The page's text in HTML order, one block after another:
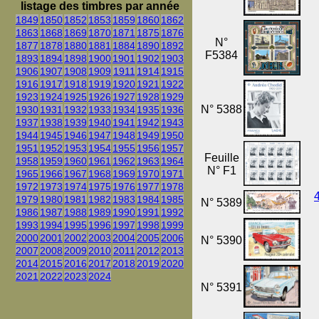
listage des timbres par année
1849 18501852 1853 1859 18601862
1863 1868 1869 18701871 1875 1876
1877 1878 18801881 188418901892
1893 18941898 19001901 1902 1903
1906 1907 1908 1909 1911 19141915
1916 1917 1918 1919 19201921 1922
1923 19241925 1926 1927 1928 1929
19301931 1932 1933 19341935 1936
1937 1938 1939 19401941 1942 1943
19441945 1946 1947 1948 1949 1950
1951 1952 1953 19541955 1956 1957
1958 1959 19601961 1962 1963 1964
1965 1966 1967 1968 1969 19701971
1972 1973 19741975 1976 1977 1978
1979 19801981 1982 1983 19841985
1986 1987 1988 1989 19901991 1992
1993 19941995 1996 1997 1998 1999
2000200120022003200420052006
2007200820092010201120122013
2014201520162017201820192020
2021202220232024
N°
F5384
N° 5388
Feuille
N° F1
N° 5389
N° 5390
N° 5391